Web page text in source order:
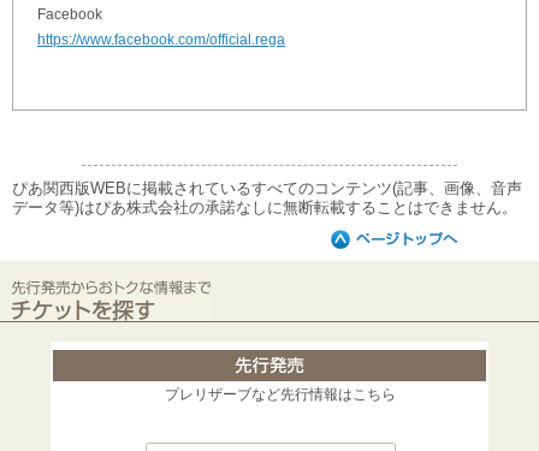
Facebook
https://www.facebook.com/official.rega
ぴあ関西版WEBに掲載されているすべてのコンテンツ(記事、画像、音声
データ等)はぴあ株式会社の承諾なしに無断転載することはできません。
プレリザーブなど先行情報はこちら